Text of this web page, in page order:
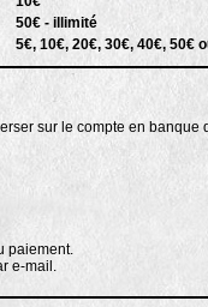
50€ - illimité
5€, 10€, 20€, 30€, 40€, 50€
sur le compte en banque
paiement.
e-mail.